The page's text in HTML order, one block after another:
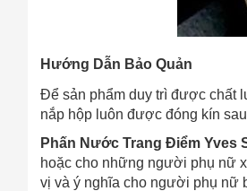
Hướng Dẫn Bảo Quản
Để sản phẩm duy trì được chất
nắp hộp luôn được đóng kín
Phấn Nước Trang Điểm Yves
hoặc cho những người phụ nữ
vị và ý nghĩa cho người phụ nữ